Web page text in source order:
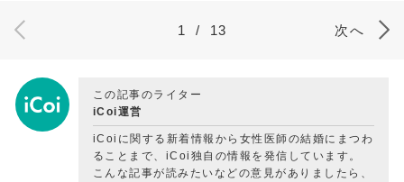
1 / 13 次へ
この記事のライター
iCoi運営
iCoiに関する新着情報から女性医師の結婚にまつわ
ることまで、iCoi独自の情報を発信しています。
こんな記事が読みたいなどの意見がありましたら、